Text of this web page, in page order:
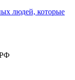
людей, которые
РФ